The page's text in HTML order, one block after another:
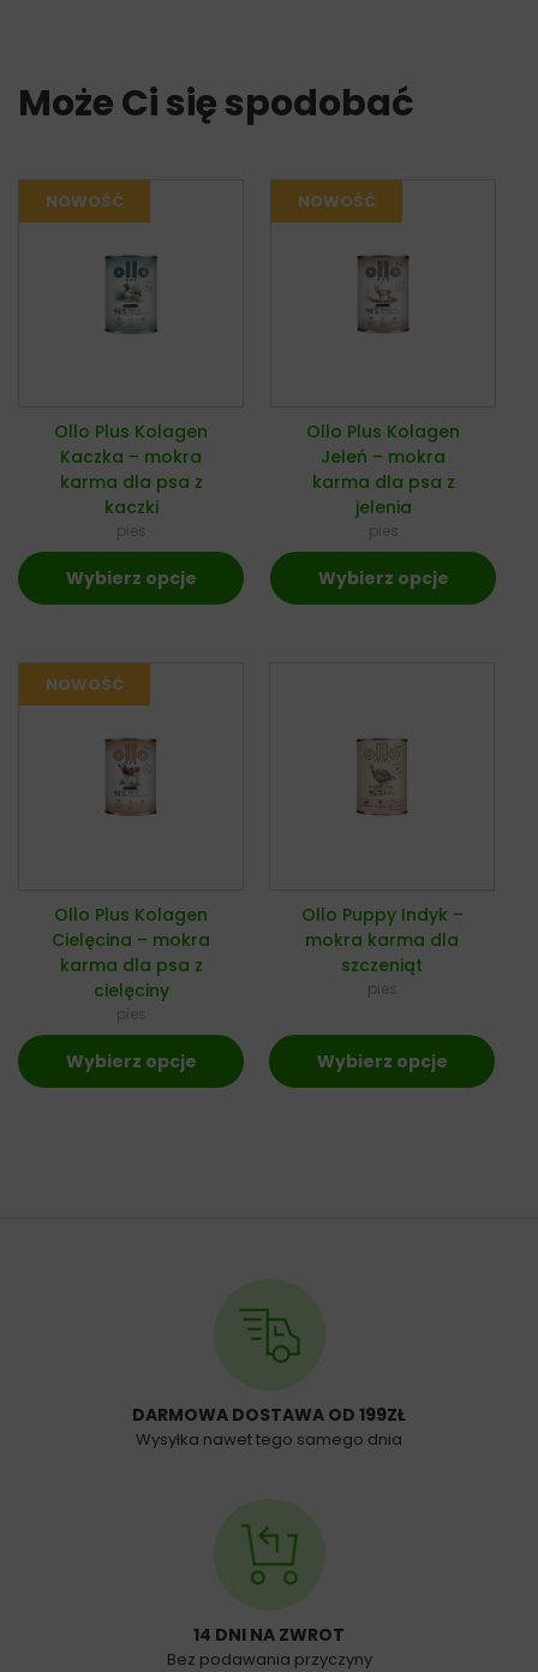
Może Ci się spodobać
Ollo Plus Kolagen
Kaczka – mokra
karma dla psa z
kaczki
pies
Wybierz opcje
Ollo Plus Kolagen
Jeleń – mokra
karma dla psa z
jelenia
pies
Wybierz opcje
Ollo Plus Kolagen
Cielęcina – mokra
karma dla psa z
cielęciny
pies
Wybierz opcje
Ollo Puppy Indyk –
mokra karma dla
szczeniąt
pies
Wybierz opcje
DARMOWA DOSTAWA OD 199ZŁ
Wysyłka nawet tego samego dnia
14 DNI NA ZWROT
Bez podawania przyczyny